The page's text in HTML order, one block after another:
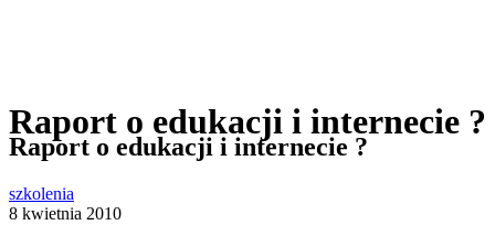
Raport o edukacji i internecie ?
Raport o edukacji i internecie ?
szkolenia
8 kwietnia 2010